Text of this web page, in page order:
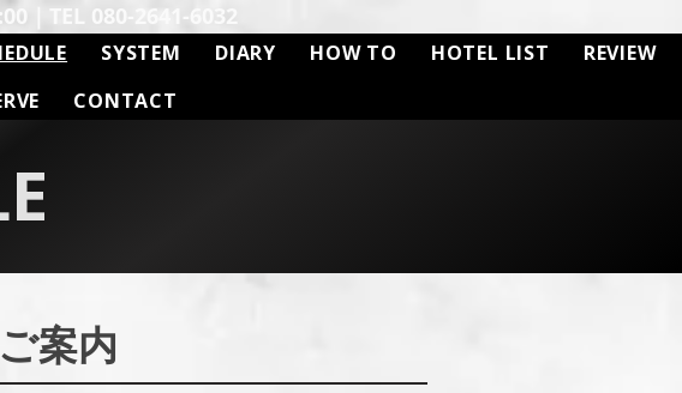
｜TEL 080-2641-6032
SYSTEM DIARY HOW TO HOTEL LIST
REVIEW
CONTACT
案内